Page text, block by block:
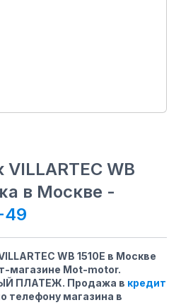
WB
в Москве -
49
WB 1510E в Москве
магазине Mot-motor.
ПЛАТЕЖ. Продажа в кредит
телефону магазина в